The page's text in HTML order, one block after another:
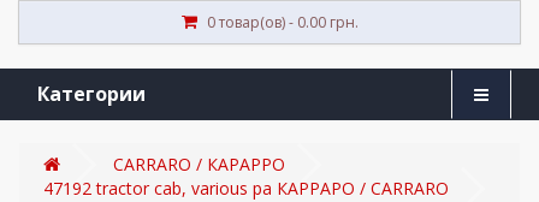
0 товар(ов) - 0.00 грн.
Категории
CARRARO / КАРАРРО
47192 tractor cab, various pa КАРРАРО / CARRARO